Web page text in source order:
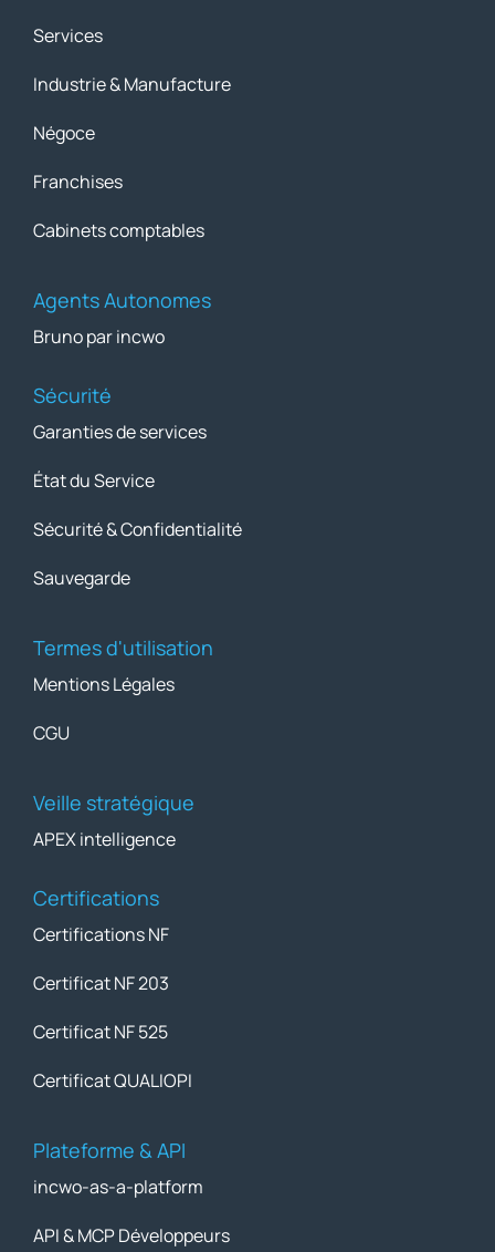
Services
Industrie & Manufacture
Négoce
Franchises
Cabinets comptables
Agents Autonomes
Bruno par incwo
Sécurité
Garanties de services
État du Service
Sécurité & Confidentialité
Sauvegarde
Termes d'utilisation
Mentions Légales
CGU
Veille stratégique
APEX intelligence
Certifications
Certifications NF
Certificat NF 203
Certificat NF 525
Certificat QUALIOPI
Plateforme & API
incwo-as-a-platform
API & MCP Développeurs